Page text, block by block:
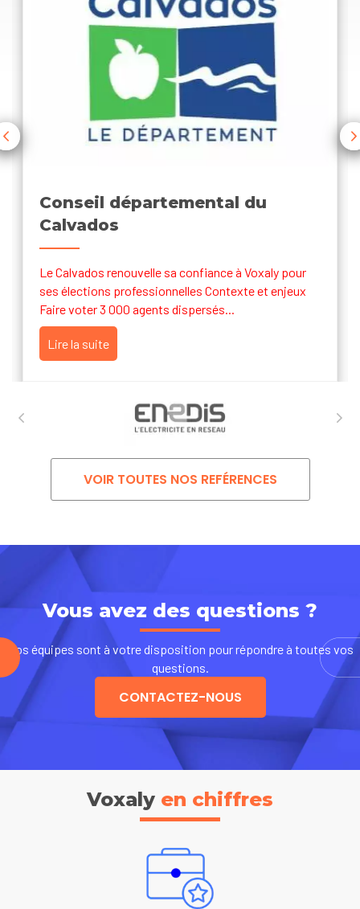
Conseil départemental du
Calvados
Le Calvados renouvelle sa confiance à Voxaly pour
ses élections professionnelles Contexte et enjeux
Faire voter 3 000 agents dispersés...
Lire la suiteabout Conseil départemental du Calvados
Previous
Previous
VOIR TOUTES NOS REFÉRENCES
Vous avez des questions ?
Nos équipes sont à votre disposition pour répondre à toutes vos
questions.
CONTACTEZ-NOUS
Voxaly en chiffres